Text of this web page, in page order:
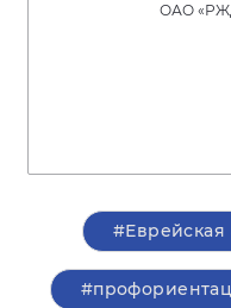
ОАО
#Еврейская